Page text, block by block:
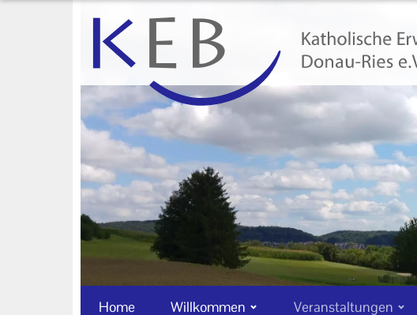
Home Willkommen Veranstaltungen
Veranstaltungen
Online-Veranstaltungen
Zentrale Veranstaltungen
Eltern-Kind-Gruppen
Alle Veranstaltungen